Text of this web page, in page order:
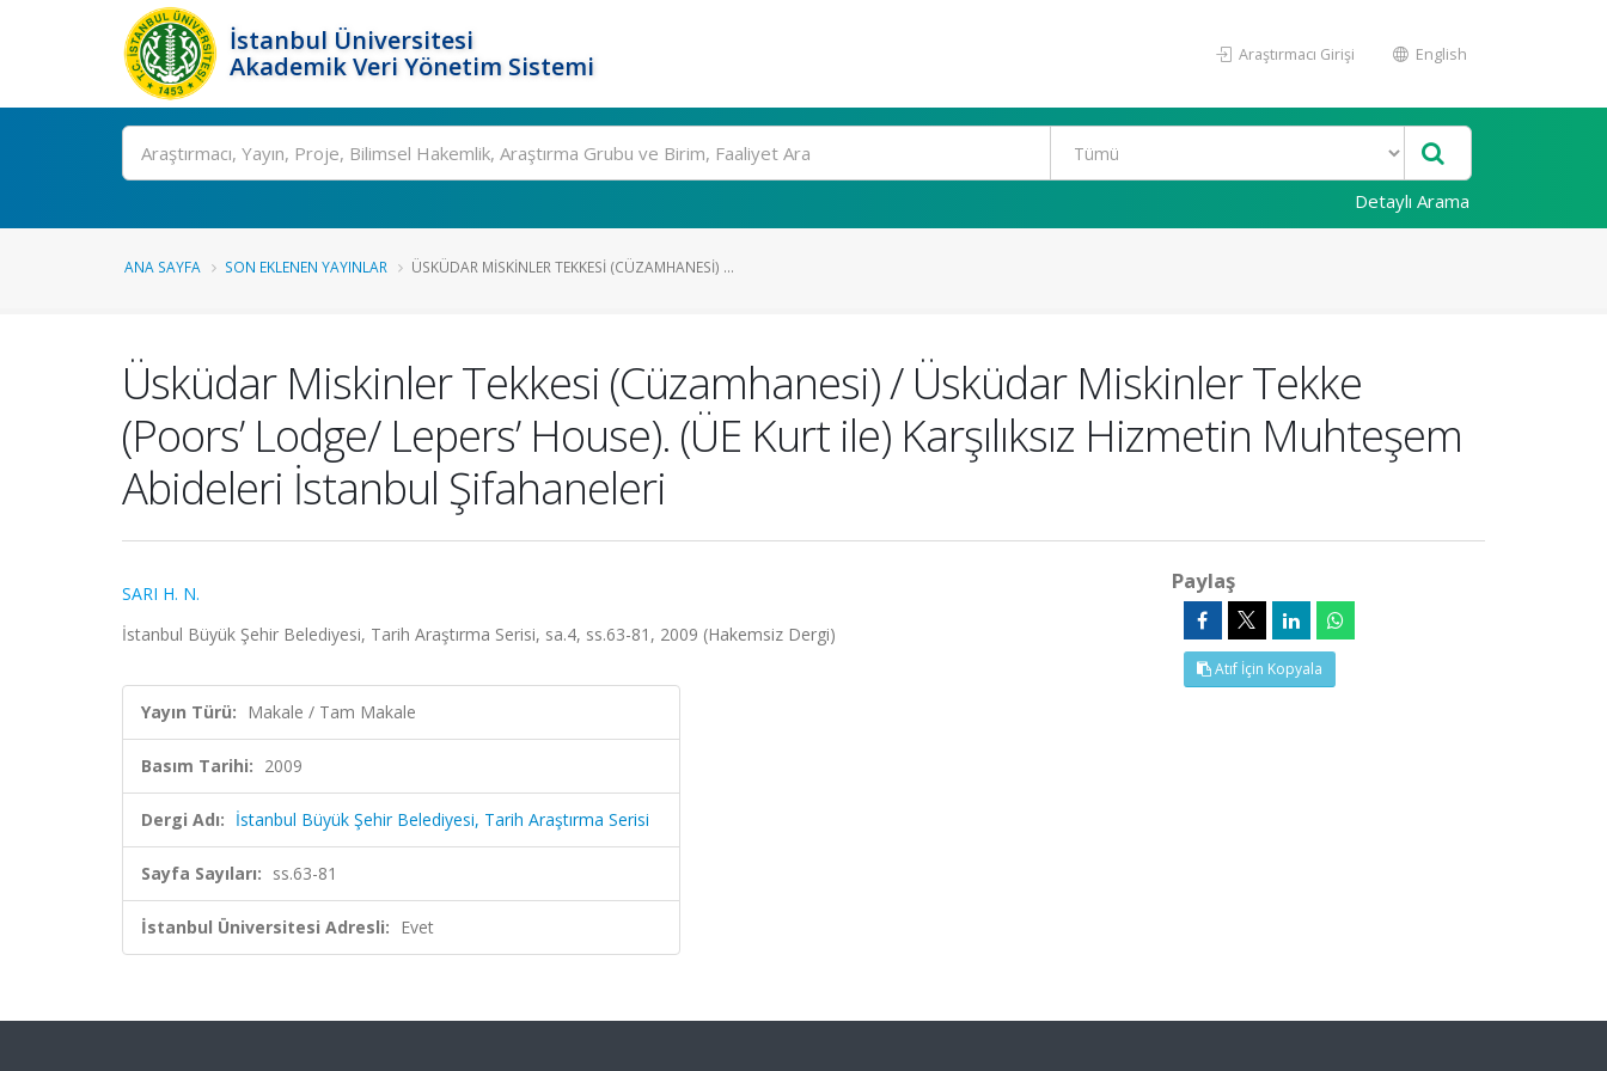
İstanbul Üniversitesi
Akademik Veri Yönetim Sistemi
Araştırmacı Girişi English
Ara
Detaylı Arama
ANA SAYFA SON EKLENEN YAYINLAR ÜSKÜDAR MISKINLER TEKKESI (CÜZAMHANESI) ...
Üsküdar Miskinler Tekkesi (Cüzamhanesi) / Üsküdar Miskinler Tekke
(Poors’ Lodge/ Lepers’ House). (ÜE Kurt ile) Karşılıksız Hizmetin Muhteşem
Abideleri İstanbul Şifahaneleri
SARI H. N.
İstanbul Büyük Şehir Belediyesi, Tarih Araştırma Serisi, sa.4, ss.63-81, 2009 (Hakemsiz Dergi)
Yayın Türü: Makale / Tam Makale
Basım Tarihi: 2009
Dergi Adı: İstanbul Büyük Şehir Belediyesi, Tarih Araştırma Serisi
Sayfa Sayıları: ss.63-81
İstanbul Üniversitesi Adresli: Evet
Paylaş
Atıf İçin Kopyala